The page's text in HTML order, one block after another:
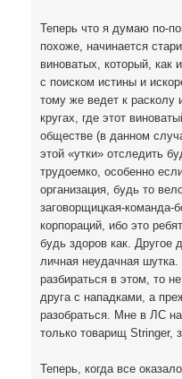
Теперь что я думаю по-
похоже, начинается
виноватых, который, как
с поиском истины и
тому же ведет к расколу
кругах, где этот
обществе (в данном
этой «утки» отследить
трудоемко, особенно
организация, будь то
заговорщицкая-команда-
корпораций, ибо это
будь здоров как. Другое
личная неудачная
разбираться в этом, то
друга с нападками, а
разобраться. Мне в ЛС
только товарищ Stringer,
Теперь, когда все